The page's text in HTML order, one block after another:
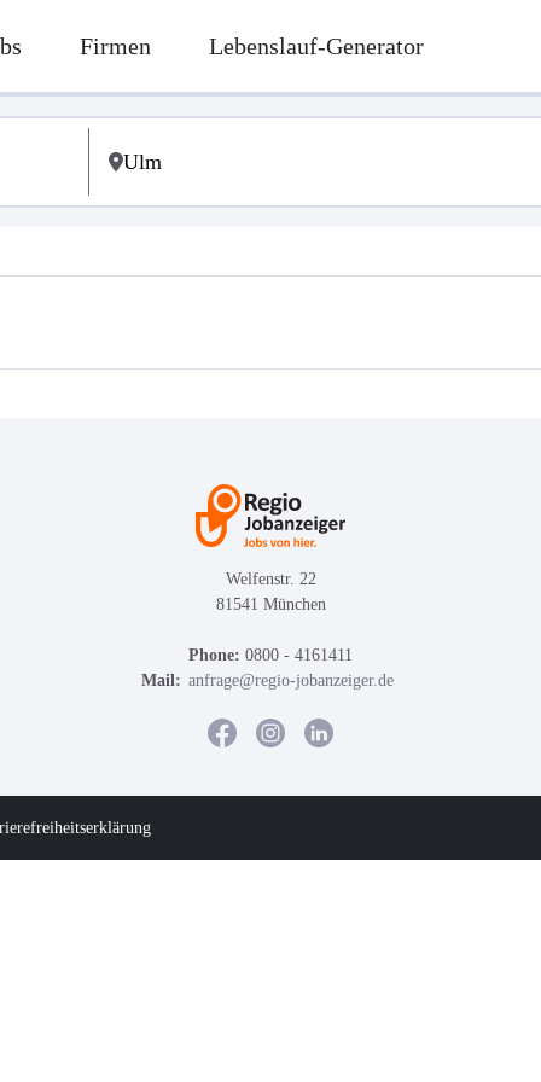
Firmen Lebenslauf-Generator
Welfenstr. 22
81541 München
Phone: 0800 - 4161411
Mail: anfrage@regio-jobanzeiger.de